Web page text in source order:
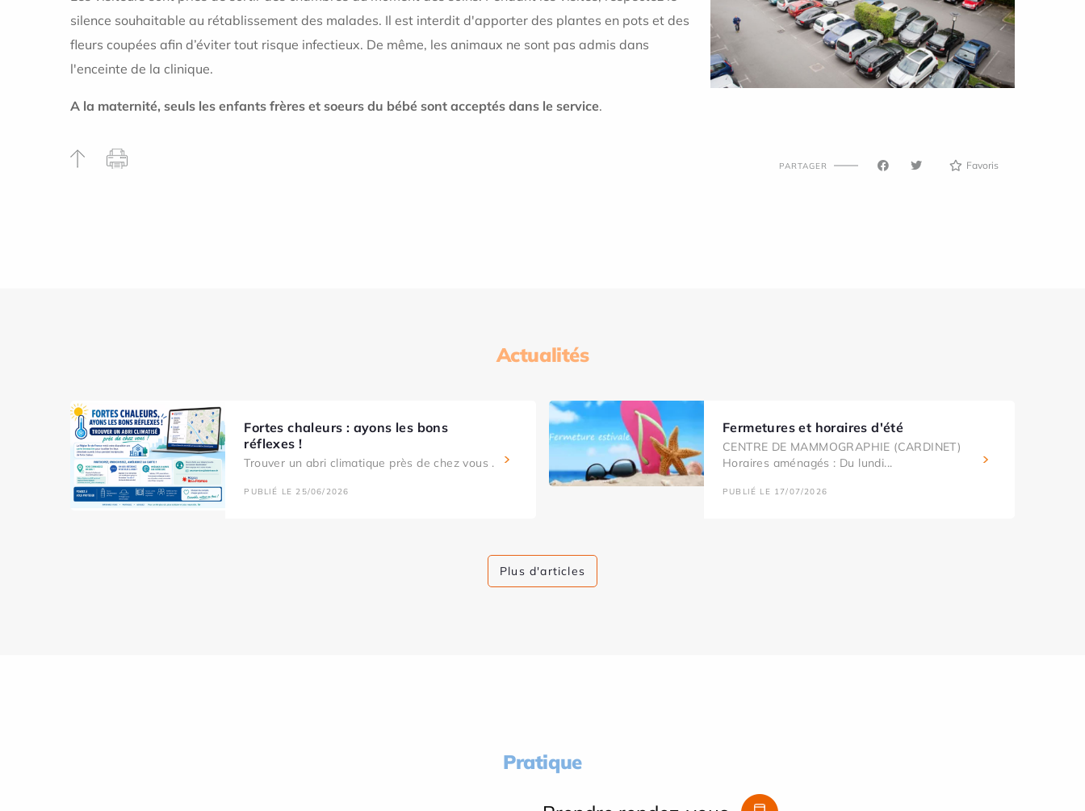
silence souhaitable au rétablissement des malades. Il est interdit d'apporter des plantes en pots et des
fleurs coupées afin d’éviter tout risque infectieux. De même, les animaux ne sont pas admis dans
l'enceinte de la clinique.
A la maternité, seuls les enfants frères et soeurs du bébé sont acceptés dans le service.
PARTAGER Favoris
Actualités
Fortes chaleurs : ayons les bons
réflexes !
Trouver un abri climatique près de chez vous .
PUBLIÉ LE 25/06/2026
Fermetures et horaires d'été
CENTRE DE MAMMOGRAPHIE (CARDINET)
Horaires aménagés : Du lundi...
PUBLIÉ LE 17/07/2026
Plus d'articles
Pratique